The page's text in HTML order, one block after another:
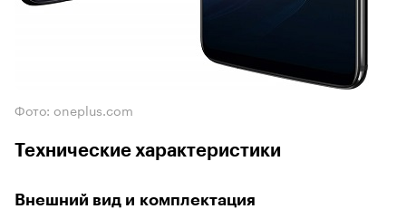
Фото: oneplus.com
Технические характеристики
Внешний вид и комплектация